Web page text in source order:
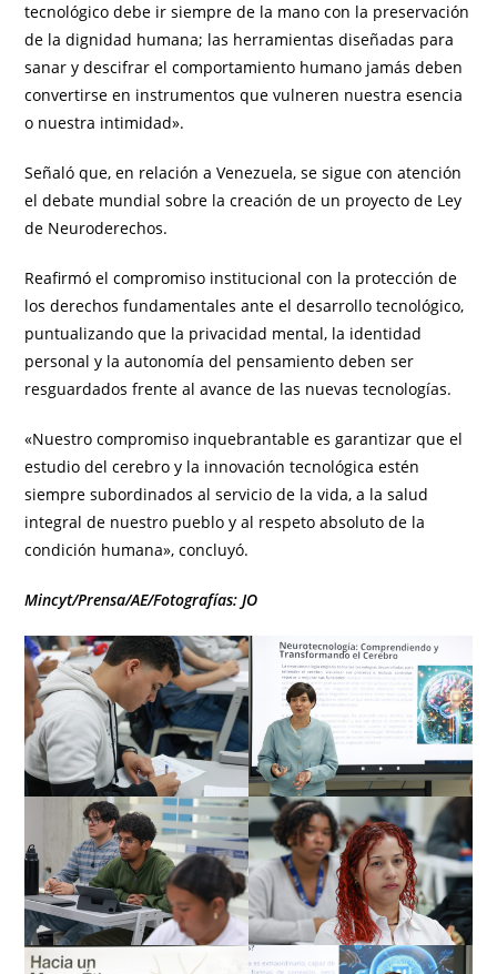
tecnológico debe ir siempre de la mano con la preservación
de la dignidad humana; las herramientas diseñadas para
sanar y descifrar el comportamiento humano jamás deben
convertirse en instrumentos que vulneren nuestra esencia
o nuestra intimidad».
Señaló que, en relación a Venezuela, se sigue con atención
el debate mundial sobre la creación de un proyecto de Ley
de Neuroderechos.
Reafirmó el compromiso institucional con la protección de
los derechos fundamentales ante el desarrollo tecnológico,
puntualizando que la privacidad mental, la identidad
personal y la autonomía del pensamiento deben ser
resguardados frente al avance de las nuevas tecnologías.
«Nuestro compromiso inquebrantable es garantizar que el
estudio del cerebro y la innovación tecnológica estén
siempre subordinados al servicio de la vida, a la salud
integral de nuestro pueblo y al respeto absoluto de la
condición humana», concluyó.
Mincyt/Prensa/AE/Fotografías: JO